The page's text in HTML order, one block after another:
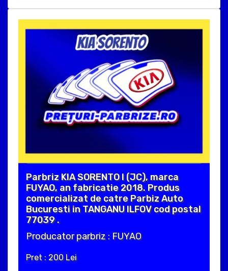
Parbriz KIA SORENTO I (JC), marca
FUYAO, an fabricatie 2018. Produs
comercializat de catre Parbiz Auto
Bucuresti in TANGANU ILFOV cod postal
77039 .
Producator parbriz : FUYAO
Pret : 200 Lei